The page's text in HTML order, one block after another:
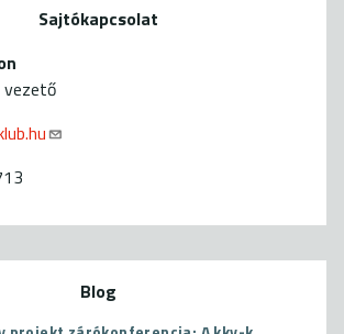
Sajtókapcsolat
vezető
Blog